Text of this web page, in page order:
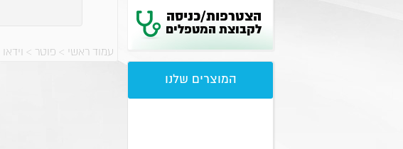
עמוד ראשי > פוטר > וידאו
הצטרפות/כניסה
לקבוצת המטפלים
המוצרים שלנו